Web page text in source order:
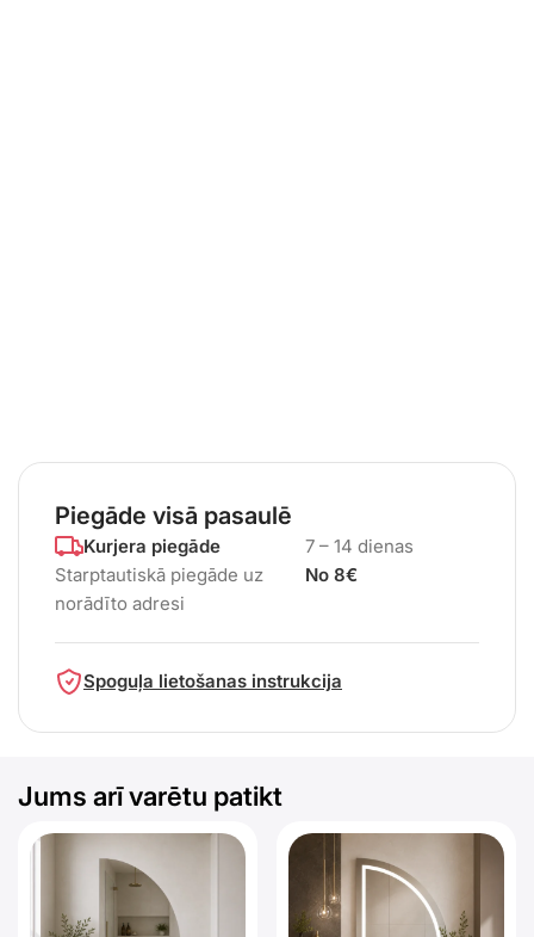
Piegāde visā pasaulē
Kurjera piegāde
Starptautiskā piegāde uz
norādīto adresi
7 – 14 dienas
No 8€
Spoguļa lietošanas instrukcija
Jums arī varētu patikt